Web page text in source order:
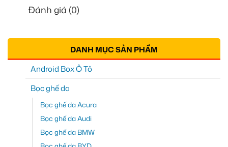
Đánh giá (0)
DANH MỤC SẢN PHẨM
Android Box Ô Tô
Bọc ghế da
Bọc ghế da Acura
Bọc ghế da Audi
Bọc ghế da BMW